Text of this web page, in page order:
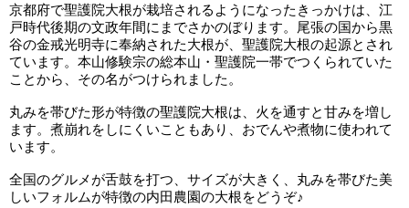
京都府で聖護院大根が栽培されるようになったきっかけは、江
戸時代後期の文政年間にまでさかのぼります。尾張の国から黒
谷の金戒光明寺に奉納された大根が、聖護院大根の起源とされ
ています。本山修験宗の総本山・聖護院一帯でつくられていた
ことから、その名がつけられました。
丸みを帯びた形が特徴の聖護院大根は、火を通すと甘みを増し
ます。煮崩れをしにくいこともあり、おでんや煮物に使われて
います。
全国のグルメが舌鼓を打つ、サイズが大きく、丸みを帯びた美
しいフォルムが特徴の内田農園の大根をどうぞ♪